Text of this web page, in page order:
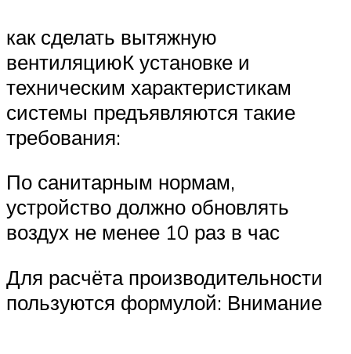
как сделать вытяжную
вентиляциюК установке и
техническим характеристикам
системы предъявляются такие
требования:
По санитарным нормам,
устройство должно обновлять
воздух не менее 10 раз в час
Для расчёта производительности
пользуются формулой: Внимание